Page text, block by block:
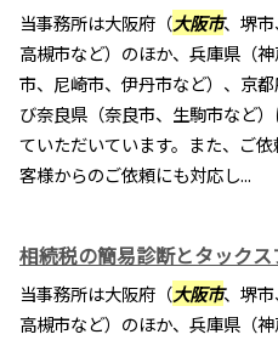
当事務所は大阪府（大阪市、堺
高槻市など）のほか、兵庫県（
市、尼崎市、伊丹市など）、京
び奈良県（奈良市、生駒市など
ていただいています。また、ご
客様からのご依頼にも対応し...
相続税の簡易診断とタック
当事務所は大阪府（大阪市、堺
高槻市など）のほか、兵庫県（